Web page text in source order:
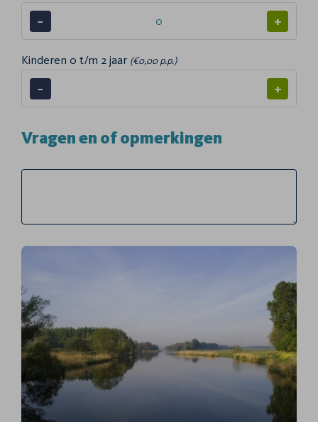
− +
Kinderen 0 t/m 2 jaar (€0,00 p.p.)
− +
Vragen en of opmerkingen